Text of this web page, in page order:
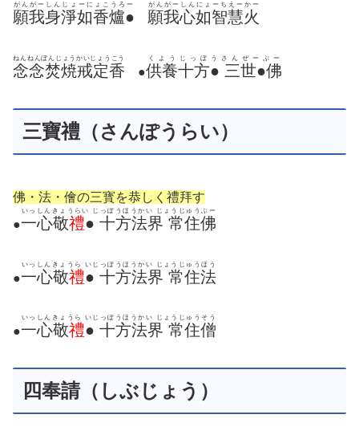
願我身淨如香爐●
がんがーしんじょーにょこうろー
願我心如智慧火
がんがーしんにょーちえーかー
念念焚焼戒定香
ねんねんぼんじょうかいじょうこう
●供養十方● 三世●佛
くようじっぼうさんぜーぶー
三寶禮（さんぽうらい）
佛・法・儈の三寳を恭しく禮拜す
●一心敬禮● 十方法界 常住佛
いっしんきょうらい じっぽうほうかい じょうじゅうぶー
●一心敬禮● 十方法界 常住法
いっしんきょうら いじっぽうほうかい じょうじゅうほう
●一心敬禮● 十方法界 常住僧
いっしんきょうら いじっぽうほうかい じょうじゅうそう
四奉請（しぶじょう）